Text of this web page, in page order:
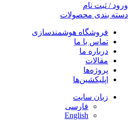
ورود / ثبت نام
دسته بندی محصولات
فروشگاه هوشمندسازی
تماس با ما
درباره ما
مقالات
پروژه‌ها
اپلیکشین‌ها
زبان سایت
فارسی
English